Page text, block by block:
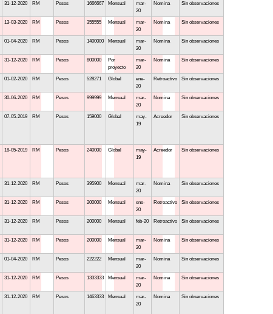
31-12-2020 RM Pesos 1666667 Mensual
mar-
20
Nomina Sin observaciones
13-03-2020 RM Pesos 355555 Mensual
mar-
20
Nomina Sin observaciones
01-04-2020 RM Pesos 1400000 Mensual
mar-
20
Nomina Sin observaciones
31-12-2020 RM Pesos 800000
Por
proyecto
mar-
20
Nomina Sin observaciones
01-02-2020 RM Pesos 528271 Global
ene-
20
Retroactivo Sin observaciones
30-06-2020 RM Pesos 999999 Mensual
mar-
20
Nomina Sin observaciones
07-05-2019 RM Pesos 159000 Global
may-
19
Acreedor Sin observaciones
18-05-2019 RM Pesos 240000 Global
may-
19
Acreedor Sin observaciones
31-12-2020 RM Pesos 395900 Mensual
mar-
20
Nomina Sin observaciones
31-12-2020 RM Pesos 200000 Mensual
ene-
20
Retroactivo Sin observaciones
31-12-2020 RM Pesos 200000 Mensual feb-20 Retroactivo Sin observaciones
31-12-2020 RM Pesos 200000 Mensual
mar-
20
Nomina Sin observaciones
01-04-2020 RM Pesos 222222 Mensual
mar-
20
Nomina Sin observaciones
31-12-2020 RM Pesos 1333333 Mensual
mar-
20
Nomina Sin observaciones
31-12-2020 RM Pesos 1463333 Mensual
mar-
20
Nomina Sin observaciones